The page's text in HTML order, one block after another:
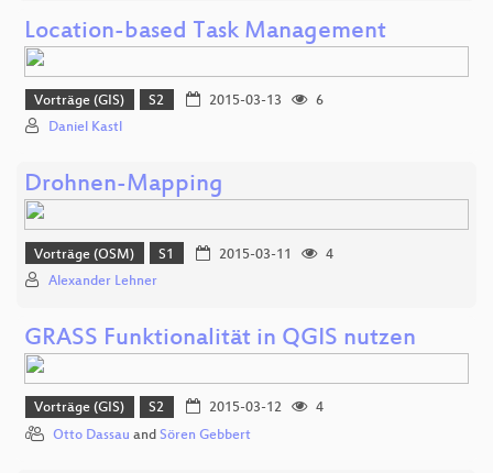
Location-based Task Management
Vorträge (GIS) S2 2015-03-13
6
Daniel Kastl
Drohnen-Mapping
Vorträge (OSM) S1 2015-03-11
4
Alexander Lehner
GRASS Funktionalität in QGIS nutzen
Vorträge (GIS) S2 2015-03-12
4
Otto Dassau and Sören Gebbert